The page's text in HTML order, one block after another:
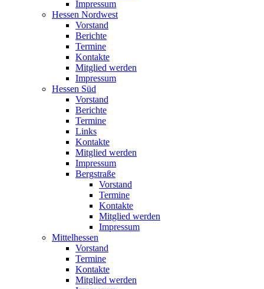
Impressum
Hessen Nordwest
Vorstand
Berichte
Termine
Kontakte
Mitglied werden
Impressum
Hessen Süd
Vorstand
Berichte
Termine
Links
Kontakte
Mitglied werden
Impressum
Bergstraße
Vorstand
Termine
Kontakte
Mitglied werden
Impressum
Mittelhessen
Vorstand
Termine
Kontakte
Mitglied werden